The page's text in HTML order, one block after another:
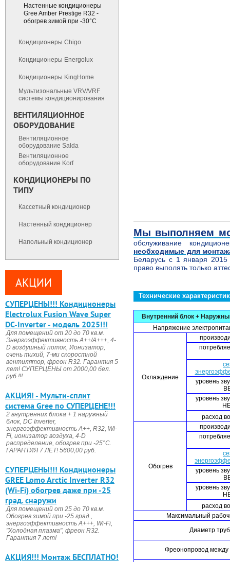
Настенные кондиционеры
Gree Amber Prestige R32 -
обогрев зимой при -30°С
Кондиционеры Chigo
Кондиционеры Energolux
Кондиционеры KingHome
Мультизональные VRV/VRF
cистемы кондиционирования
ВЕНТИЛЯЦИОННОЕ
ОБОРУДОВАНИЕ
Вентиляционное
оборудование Salda
Вентиляционное
оборудование Korf
КОНДИЦИОНЕРЫ ПО
ТИПУ
Кассетный кондиционер
Настенный кондиционер
Напольный кондиционер
АКЦИИ
CУПЕРЦЕНЫ!!! Кондиционеры
Electrolux Fusion Wave Super
DC-Inverter - модель 2025!!!
Для помещений от 20 до 70 кв.м.
Энергоэффективность А++/А+++, 4-
D воздушный поток, Ионизатор,
очень тихий, 7-ми скоростной
вентилятор, фреон R32. Гарантия 5
лет! СУПЕРЦЕНЫ от 2000,00 бел.
руб.!!!
АКЦИЯ! - Мульти-сплит
система Gree по СУПЕРЦЕНЕ!!!
2 внутренних блока + 1 наружный
блок, DC Invertеr,
энергоэффективность А++, R32, Wi-
Fi, ионизатор воздуха, 4-D
распределение, обогрев при -25°С.
ГАРАНТИЯ 7 ЛЕТ! 5600,00 руб.
CУПЕРЦЕНЫ!!! Кондиционеры
GREE Lomo Arctic Inverter R32
(Wi-Fi) обогрев даже при -25
град. снаружи
Для помещений от 25 до 70 кв.м.
Обогрев зимой при -25 град.,
энергоэффективность А+++, Wi-Fi,
"Холодная плазма", фреон R32.
Гарантия 7 лет!
АКЦИЯ!!! Монтаж БЕСПЛАТНО!
Мы выполняем
обслуживание
необходимые для
Беларусь с 1 января
право выполять только
Технические
Внутренний блок +
Напряжение
Охлаждение
уровень
уровень
расход
Обогрев
уровень
уровень
расход
Максимальный
Диаметр
Фреонопровод